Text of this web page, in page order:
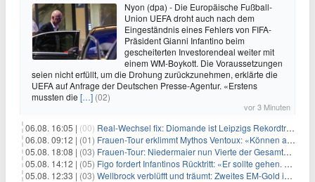
Nyon (dpa) - Die Europäische Fußball-
Union UEFA droht auch nach dem
Eingeständnis eines Fehlers von FIFA-
Präsident Gianni Infantino beim
gescheiterten Investorendeal weiter mit
einem WM-Boykott. Die Voraussetzungen
seien nicht erfüllt, um die Drohung zurückzunehmen, erklärte die
UEFA auf Anfrage der Deutschen Presse-Agentur. «Erstens
mussten die […] (02)
vor 3 Minuten
06.08. 16:05 | (00) Real-Wechsel fix: Diomande ist Leipzigs Rekordtransfer
06.08. 09:12 | (01) Frauen-Tour erklimmt Mythos Ventoux: «Können alles schaffen»
05.08. 18:08 | (03) Frauen-Tour: Niedermaier nun Vierte der Gesamtwertung
05.08. 14:12 | (05) Figo fordert Infantinos Rücktritt: «Er sollte gehen. Jetzt»
05.08. 12:33 | (03) Wellbrock verblüfft und träumt: Zweites EM-Gold in Paris